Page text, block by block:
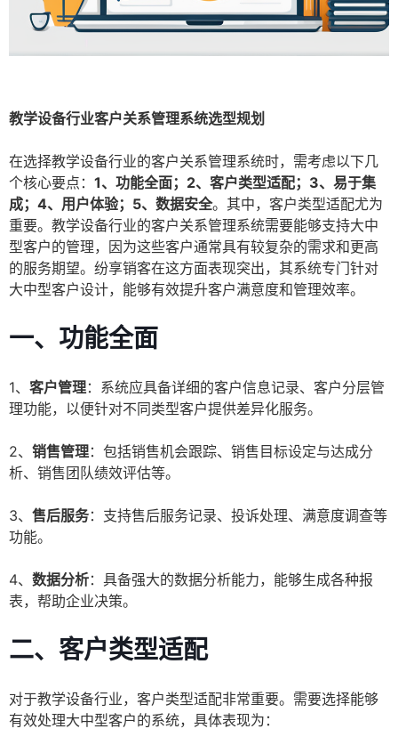
教学设备行业客户关系管理系统选型规划
在选择教学设备行业的客户关系管理系统时，需考虑以下几
个核心要点： 1、功能全面；2、客户类型适配；3、易于集
成；4、用户体验；5、数据安全。其中，客户类型适配尤为
重要。教学设备行业的客户关系管理系统需要能够支持大中
型客户的管理，因为这些客户通常具有较复杂的需求和更高
的服务期望。纷享销客在这方面表现突出，其系统专门针对
大中型客户设计，能够有效提升客户满意度和管理效率。
一、功能全面
1、 客户管理：系统应具备详细的客户信息记录、客户分层管
理功能，以便针对不同类型客户提供差异化服务。
2、 销售管理：包括销售机会跟踪、销售目标设定与达成分
析、销售团队绩效评估等。
3、 售后服务：支持售后服务记录、投诉处理、满意度调查等
功能。
4、 数据分析：具备强大的数据分析能力，能够生成各种报
表，帮助企业决策。
二、客户类型适配
对于教学设备行业，客户类型适配非常重要。需要选择能够
有效处理大中型客户的系统，具体表现为：